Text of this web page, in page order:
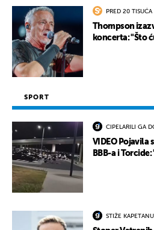
PRED 20 TISUĆA
Thompson
koncerta: "Što
SPORT
CIPELARILI GA
VIDEO Pojavila
BBB-a i
STIŽE